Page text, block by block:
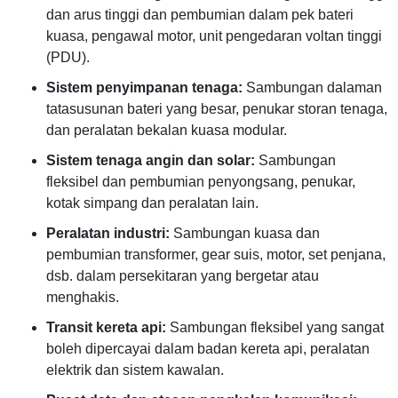
dan arus tinggi dan pembumian dalam pek bateri
kuasa, pengawal motor, unit pengedaran voltan tinggi
(PDU).
Sistem penyimpanan tenaga: Sambungan dalaman
tatasusunan bateri yang besar, penukar storan tenaga,
dan peralatan bekalan kuasa modular.
Sistem tenaga angin dan solar: Sambungan
fleksibel dan pembumian penyongsang, penukar,
kotak simpang dan peralatan lain.
Peralatan industri: Sambungan kuasa dan
pembumian transformer, gear suis, motor, set penjana,
dsb. dalam persekitaran yang bergetar atau
menghakis.
Transit kereta api: Sambungan fleksibel yang sangat
boleh dipercayai dalam badan kereta api, peralatan
elektrik dan sistem kawalan.